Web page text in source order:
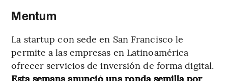
Mentum
La startup con sede en San Francisco le
permite a las empresas en Latinoamérica
ofrecer servicios de inversión de forma digital.
Esta semana anunció una ronda semilla por